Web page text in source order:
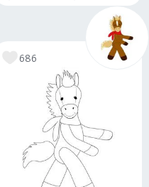
686